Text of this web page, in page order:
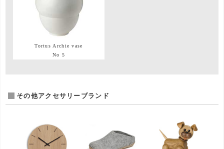
Tortus Archie vase
No 5
その他アクセサリーブランド